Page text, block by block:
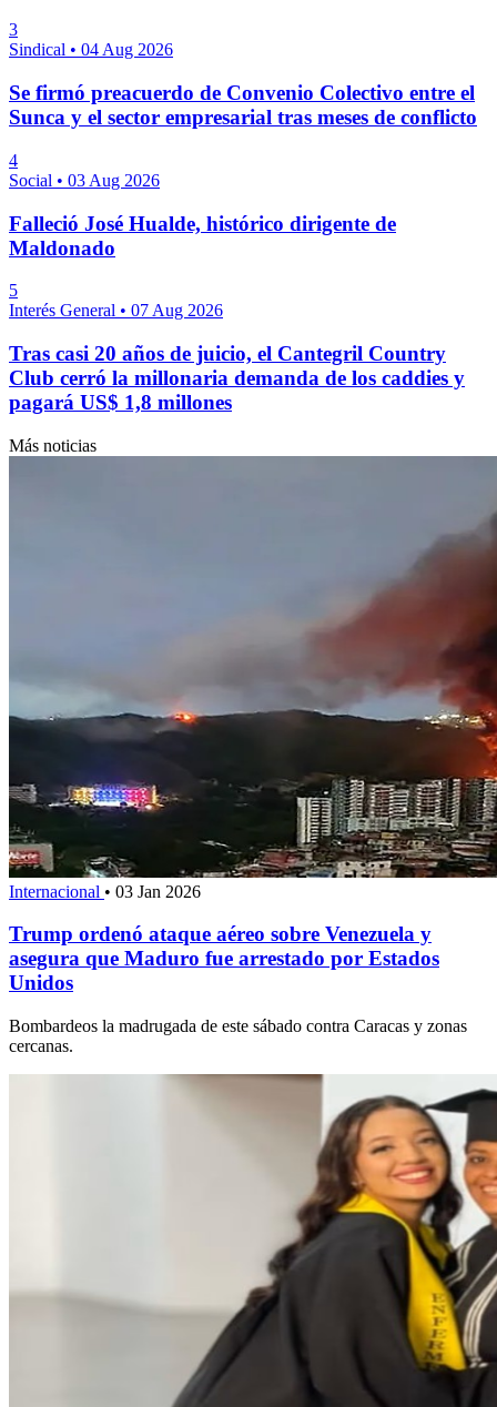
3
Sindical • 04 Aug 2026
Se firmó preacuerdo de Convenio Colectivo entre el
Sunca y el sector empresarial tras meses de conflicto
4
Social • 03 Aug 2026
Falleció José Hualde, histórico dirigente de
Maldonado
5
Interés General • 07 Aug 2026
Tras casi 20 años de juicio, el Cantegril Country
Club cerró la millonaria demanda de los caddies y
pagará US$ 1,8 millones
Más noticias
Internacional • 03 Jan 2026
Trump ordenó ataque aéreo sobre Venezuela y
asegura que Maduro fue arrestado por Estados
Unidos
Bombardeos la madrugada de este sábado contra Caracas y zonas
cercanas.